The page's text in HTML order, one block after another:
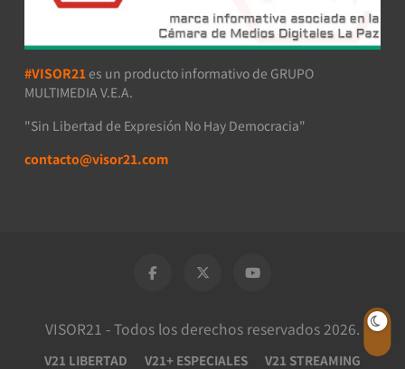
#VISOR21 es un producto informativo de GRUPO
MULTIMEDIA V.E.A.
"Sin Libertad de Expresión No Hay Democracia"
contacto@visor21.com
VISOR21 - Todos los derechos reservados 2026.
V21 LIBERTAD V21+ ESPECIALES V21 STREAMING